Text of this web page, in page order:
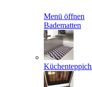
Menü öffnen
Badematten